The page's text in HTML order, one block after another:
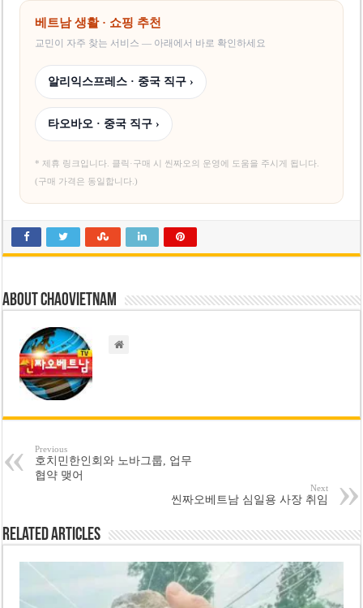
베트남 생활 · 쇼핑 추천
교민이 자주 찾는 서비스 — 아래에서 바로 확인하세요
알리익스프레스 · 중국 직구 ›
타오바오 · 중국 직구 ›
* 제휴 링크입니다. 클릭·구매 시 씬짜오의 운영에 도움을 주시게 됩니다.
(구매 가격은 동일합니다.)
About chaovietnam
Previous
호치민한인회와 노바그룹, 업무
협약 맺어
Next
씬짜오베트남 심일용 사장 취임
Related Articles